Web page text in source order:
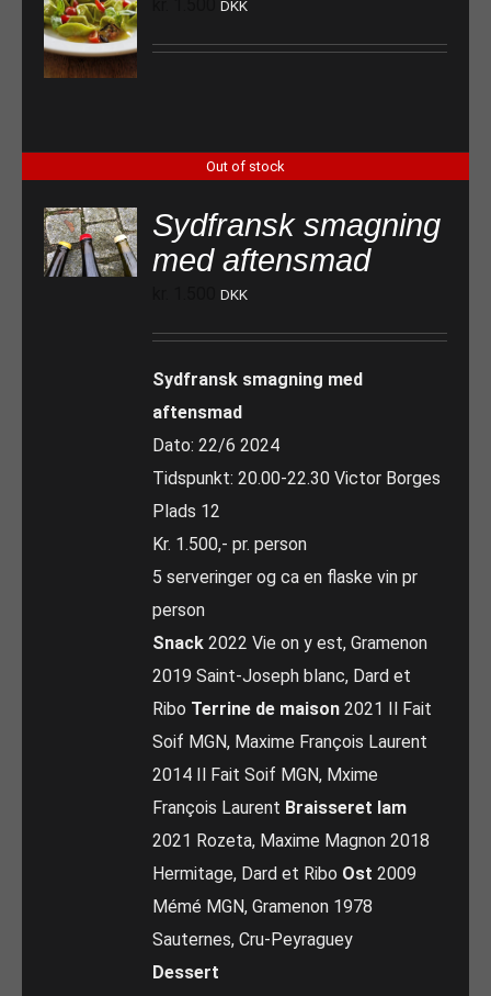
DKK
Out of stock
Sydfransk smagning
med aftensmad
DKK
Sydfransk smagning med
aftensmad
Dato: 22/6 2024
Tidspunkt: 20.00-22.30 Victor Borges
Plads 12
Kr. 1.500,- pr. person
5 serveringer og ca en flaske vin pr
person
Snack 2022 Vie on y est, Gramenon
2019 Saint-Joseph blanc, Dard et
Ribo Terrine de maison 2021 Il Fait
Soif MGN, Maxime François Laurent
2014 Il Fait Soif MGN, Mxime
François Laurent Braisseret lam
2021 Rozeta, Maxime Magnon 2018
Hermitage, Dard et Ribo Ost 2009
Mémé MGN, Gramenon 1978
Sauternes, Cru-Peyraguey
Dessert